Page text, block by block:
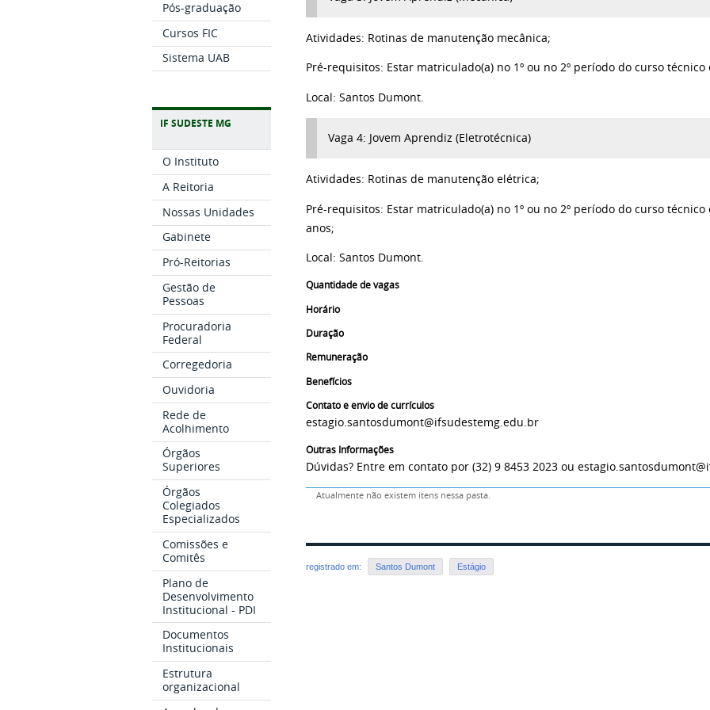
Pós-graduação
Cursos FIC
Sistema UAB
IF SUDESTE MG
O Instituto
A Reitoria
Nossas Unidades
Gabinete
Pró-Reitorias
Gestão de
Pessoas
Procuradoria
Federal
Corregedoria
Ouvidoria
Rede de
Acolhimento
Órgãos
Superiores
Órgãos
Colegiados
Especializados
Comissões e
Comitês
Plano de
Desenvolvimento
Institucional - PDI
Documentos
Institucionais
Estrutura
organizacional
Atividades: Rotinas de manutenção mecânica;
Pré-requisitos: Estar matriculado(a) no 1º ou no 2º período do curso
Local: Santos Dumont.
Vaga 4: Jovem Aprendiz (Eletrotécnica)
Atividades: Rotinas de manutenção elétrica;
Pré-requisitos: Estar matriculado(a) no 1º ou no 2º período do curso
anos;
Local: Santos Dumont.
Quantidade de vagas
Horário
Duração
Remuneração
Benefícios
Contato e envio de currículos
estagio.santosdumont@ifsudestemg.edu.br
Outras Informações
Dúvidas? Entre em contato por (32) 9 8453 2023 ou
Atualmente não existem itens nessa pasta.
registrado em: Santos Dumont Estágio